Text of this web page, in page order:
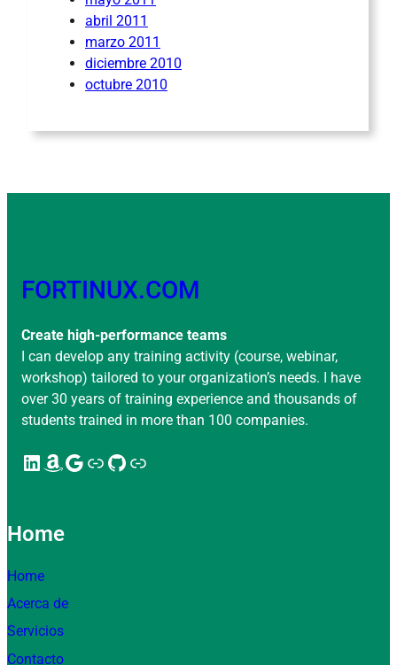
abril 2011
marzo 2011
diciembre 2010
octubre 2010
FORTINUX.COM
Create high-performance teams
I can develop any training activity (course, webinar,
workshop) tailored to your organization’s needs. I have
over 30 years of training experience and thousands of
students trained in more than 100 companies.
LinkedIn Amazon Google Enlace GitHub Enlace
Home
Home
Acerca de
Servicios
Contacto